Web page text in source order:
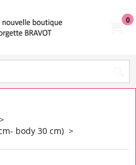
0
>
body 30 cm) >